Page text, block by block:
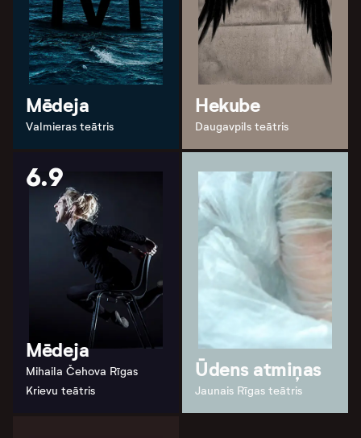
Mēdeja
Valmieras teātris
Hekube
Daugavpils teātris
6.9
Mēdeja
Mihaila Čehova Rīgas
Krievu teātris
Ūdens atmiņas
Jaunais Rīgas teātris